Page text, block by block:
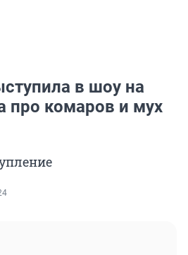
в шоу на
про комаров и мух